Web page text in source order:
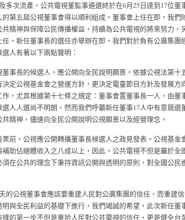
多次流產，公共電視董監事遴選終於在6月25日達到17位董
第五屆公視董事會得以順利組成。董事會上任在即，我們
精神與保障公民傳播權益，持續為公共電視的將來努力，
，新任董事長的選任亦舉辦在即，我們對於負有公廣集團
人有著以下兩點聲明：
事長的候選人，應公開向全民說明願景。依據公視法第十
定公視基金會之營運方針，更決定電臺節目方針及發展方
，尤其根據第十七條之規定：董事會置董事長一人，由董
人人選尚不明朗，然而我們呼籲新任董事17人中有意競選
精神，儘速向全民公開說明公視願景以及經營理念。
前，公視應公開轉播董事長候選人之政見發表。公視基金
補助佔總體收入之八成以上，因此，公共電視不但是屬於全
在公共的理念下秉持資訊公開與透明的原則，對全國公民
的公視董事會應該要重建人民對公廣集團的信任，而重建
明與全民利益的基礎下進行，我們竭誠的希望，此次新任董
樣的第一步不但是重拾人民對公共電視的信任，更是健全台